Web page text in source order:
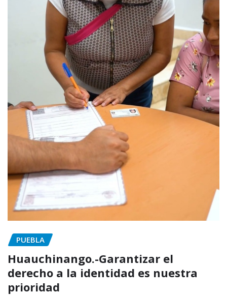
PUEBLA
Huauchinango.-Garantizar el
derecho a la identidad es nuestra
prioridad